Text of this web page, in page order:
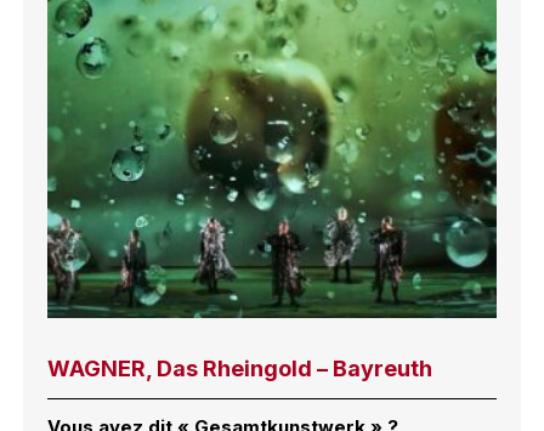
WAGNER, Das Rheingold – Bayreuth